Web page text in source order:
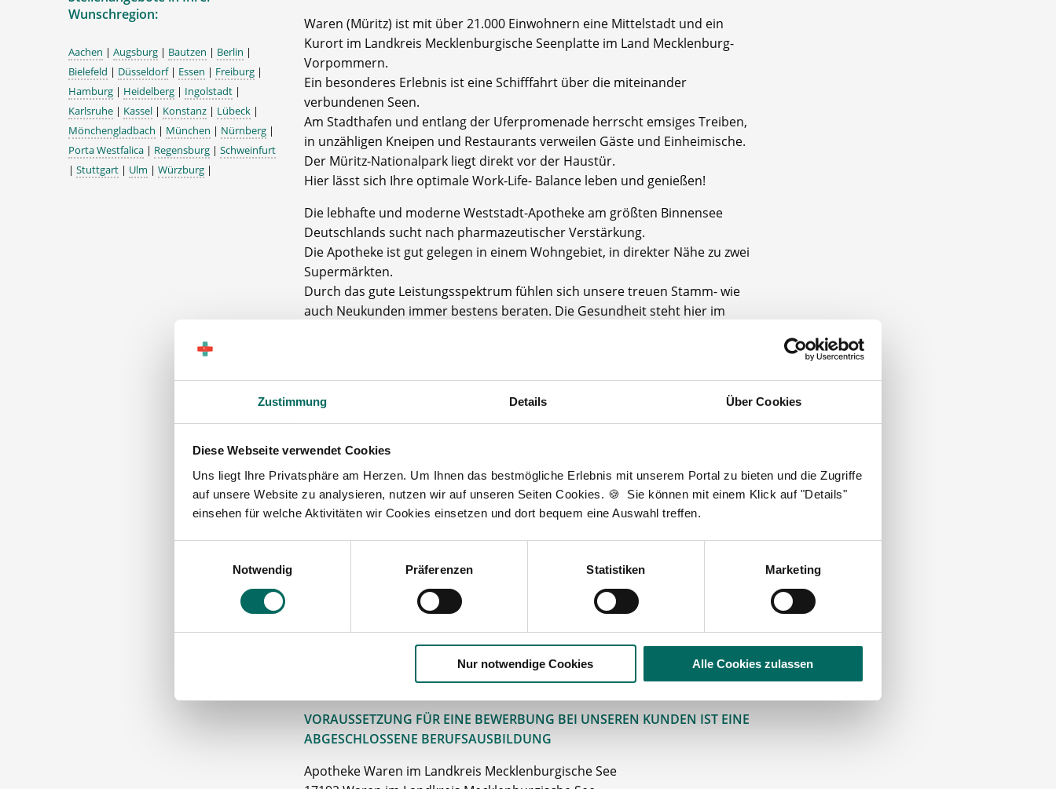
Zustimmung Details Über Cookies
Diese Webseite verwendet Cookies
Uns liegt Ihre Privatsphäre am Herzen. Um Ihnen das bestmögliche Erlebnis mit unserem Portal zu bieten und die Zugriffe
auf unsere Website zu analysieren, nutzen wir auf unseren Seiten Cookies. 🍪 Sie können mit einem Klick auf "Details"
einsehen für welche Aktivitäten wir Cookies einsetzen und dort bequem eine Auswahl treffen.
Notwendig
Präferenzen Statistiken Marketing
Nur notwendige Cookies Alle Cookies zulassen
Waren (Müritz) ist mit über 21.000 Einwohnern eine Mittelstadt und ein
Kurort im Landkreis Mecklenburgische Seenplatte im Land Mecklenburg-
Vorpommern.
Ein besonderes Erlebnis ist eine Schifffahrt über die miteinander
verbundenen Seen.
Am Stadthafen und entlang der Uferpromenade herrscht emsiges Treiben,
in unzähligen Kneipen und Restaurants verweilen Gäste und Einheimische.
Der Müritz-Nationalpark liegt direkt vor der Haustür.
Hier lässt sich Ihre optimale Work-Life- Balance leben und genießen!
Die lebhafte und moderne Weststadt-Apotheke am größten Binnensee
Deutschlands sucht nach pharmazeutischer Verstärkung.
Die Apotheke ist gut gelegen in einem Wohngebiet, in direkter Nähe zu zwei
Supermärkten.
Durch das gute Leistungsspektrum fühlen sich unsere treuen Stamm- wie
auch Neukunden immer bestens beraten. Die Gesundheit steht hier im
Apothekenkammer: Mecklenburg-Vorpommern
Teamgröße: Unser Team setzt sich zusammen aus einem Apotheker
(m/w), einer PTA (m/w), einer PKA (m/w) und einem weiteren Mitarbeiter
(m/w).
Die Apotheke bietet Ihnen:
Förderung von Fortbildungen
Übertarifliche Bezahlung
Gute Erreichbarkeitmit öffentl. Verkehrsmitteln
Bitte sehen Sie von Bewerbungen per Post oder E-Mail ab.
VORAUSSETZUNG FÜR EINE BEWERBUNG BEI UNSEREN KUNDEN IST EINE
ABGESCHLOSSENE BERUFSAUSBILDUNG
Apotheke Waren im Landkreis Mecklenburgische See
Wunschregion:
Aachen | Augsburg | Bautzen | Berlin |
Bielefeld | Düsseldorf| Essen | Freiburg |
Hamburg | Heidelberg | Ingolstadt |
Karlsruhe | Kassel | Konstanz | Lübeck |
Mönchengladbach | München | Nürnberg |
Porta Westfalica | Regensburg | Schweinfurt
| Stuttgart | Ulm | Würzburg |